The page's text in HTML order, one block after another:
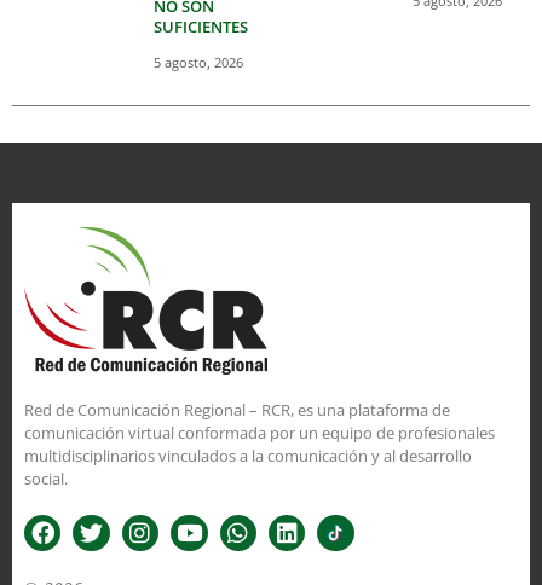
NO SON
SUFICIENTES
5 agosto, 2026
Red de Comunicación Regional – RCR, es una plataforma de
comunicación virtual conformada por un equipo de profesionales
multidisciplinarios vinculados a la comunicación y al desarrollo
social.